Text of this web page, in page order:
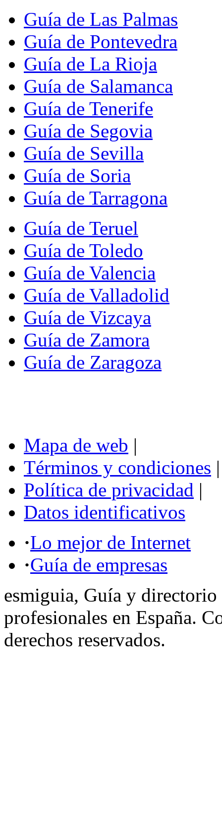
Guía de Las Palmas
Guía de Pontevedra
Guía de La Rioja
Guía de Salamanca
Guía de Tenerife
Guía de Segovia
Guía de Sevilla
Guía de Soria
Guía de Tarragona
Guía de Teruel
Guía de Toledo
Guía de Valencia
Guía de Valladolid
Guía de Vizcaya
Guía de Zamora
Guía de Zaragoza
Mapa de web |
Términos y condiciones |
Política de privacidad |
Datos identificativos
·Lo mejor de Internet
·Guía de empresas
esmiguia, Guía y directorio
profesionales en España.
derechos reservados.